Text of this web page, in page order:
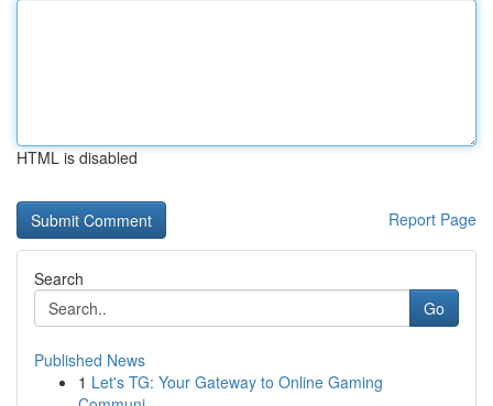
HTML is disabled
Report Page
Search
Go
Published News
1 Let's TG: Your Gateway to Online Gaming